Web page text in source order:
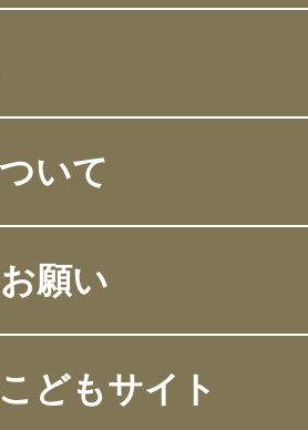
いて
願い
どもサイト